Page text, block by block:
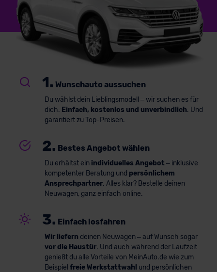
1. Wunschauto aussuchen
Du wählst dein Lieblingsmodell – wir suchen es für
dich. Einfach, kostenlos und unverbindlich. Und
garantiert zu Top-Preisen.
2. Bestes Angebot wählen
Du erhältst ein individuelles Angebot – inklusive
kompetenter Beratung und persönlichem
Ansprechpartner. Alles klar? Bestelle deinen
Neuwagen, ganz einfach online.
3. Einfach losfahren
Wir liefern deinen Neuwagen – auf Wunsch sogar
vor die Haustür. Und auch während der Laufzeit
genießt du alle Vorteile von MeinAuto.de wie zum
Beispiel freie Werkstattwahl und persönlichen